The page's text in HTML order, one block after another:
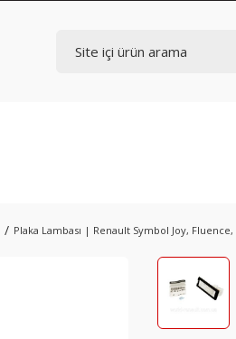
Plaka Lambası | Renault Symbol Joy,